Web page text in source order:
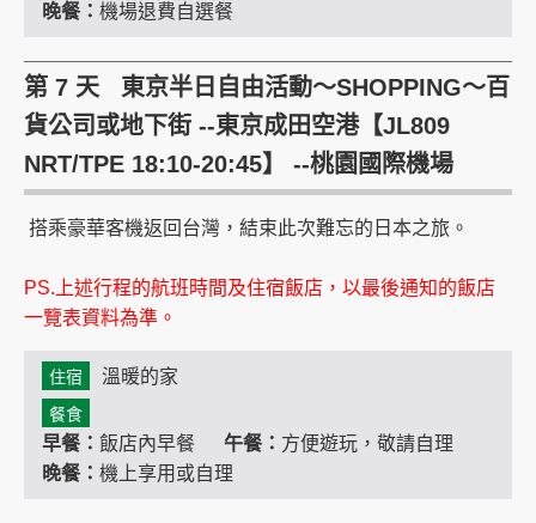
晚餐： 機場退費自選餐
第 7 天 東京半日自由活動～SHOPPING～百
貨公司或地下街 --東京成田空港【JL809
NRT/TPE 18:10-20:45】 --桃園國際機場
搭乘豪華客機返回台灣，結束此次難忘的日本之旅。
PS.上述行程的航班時間及住宿飯店，以最後通知的飯店
一覽表資料為準。
住宿 溫暖的家
餐食
早餐： 飯店內早餐 午餐： 方便遊玩，敬請自理
晚餐： 機上享用或自理